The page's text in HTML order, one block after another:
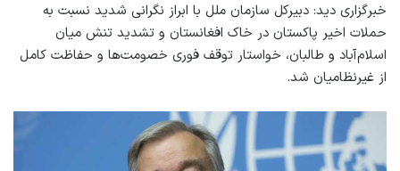
خبرگزاری دید: دبیرکل سازمان ملل با ابراز نگرانی شدید نسبت به
حملات اخیر پاکستان در خاک افغانستان و تشدید تنش میان
اسلام‌آباد و طالبان، خواستار توقف فوری خصومت‌ها و حفاظت کامل
از غیرنظامیان شد.